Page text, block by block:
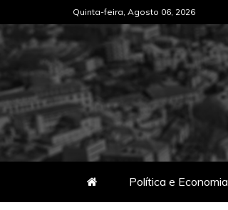
to
content
Quinta-feira, Agosto 06, 2026
Política e Economia